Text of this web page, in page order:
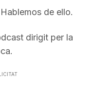
de ello.
dirigit per la